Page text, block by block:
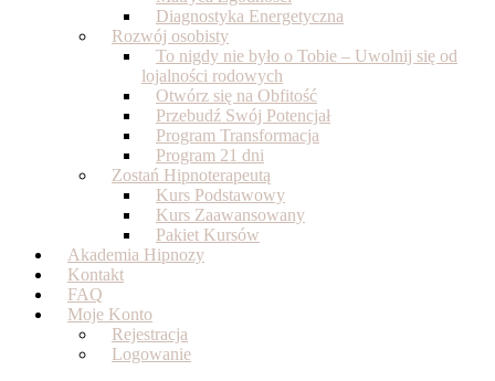
Diagnostyka Energetyczna
Rozwój osobisty
To nigdy nie było o Tobie – Uwolnij się od
lojalności rodowych
Otwórz się na Obfitość
Przebudź Swój Potencjał
Program Transformacja
Program 21 dni
Zostań Hipnoterapeutą
Kurs Podstawowy
Kurs Zaawansowany
Pakiet Kursów
Akademia Hipnozy
Kontakt
FAQ
Moje Konto
Rejestracja
Logowanie